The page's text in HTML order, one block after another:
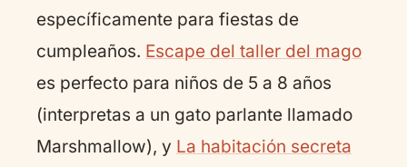
específicamente para fiestas de
cumpleaños. Escape del taller del mago
es perfecto para niños de 5 a 8 años
(interpretas a un gato parlante llamado
Marshmallow), y La habitación secreta